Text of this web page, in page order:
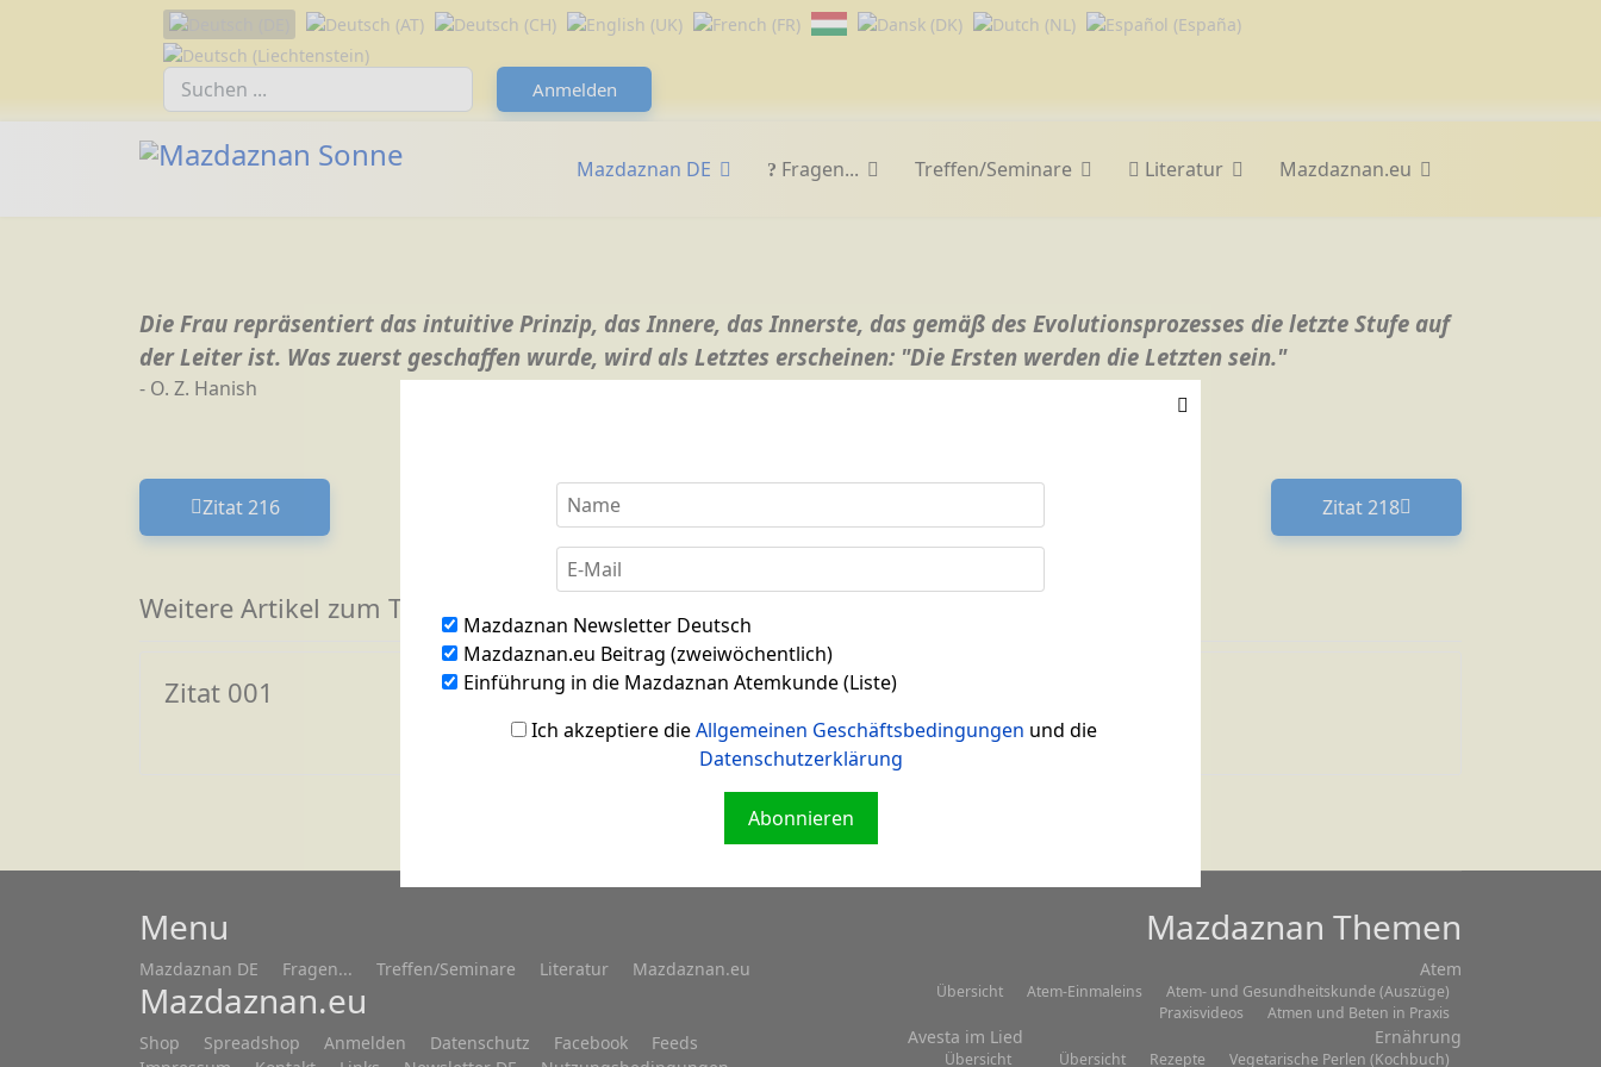
Mazdaznan Newsletter Deutsch
Mazdaznan.eu Beitrag (zweiwöchentlich)
Einführung in die Mazdaznan Atemkunde (Liste)
Ich akzeptiere dieAllgemeinen Geschäftsbedingungen und die
Datenschutzerklärung
Abonnieren
Sprache auswählen
Suchfeld
Anmelden
Mazdaznan DE Fragen... Treffen/Seminare Literatur Mazdaznan.eu
Die Frau repräsentiert das intuitive Prinzip, das Innere, das Innerste, das gemäß des Evolutionsprozesses die letzte Stufe auf
der Leiter ist. Was zuerst geschaffen wurde, wird als Letztes erscheinen: "Die Ersten werden die Letzten sein."
- O. Z. Hanish
Vorheriger Beitrag: Zitat 216
Zitat 216 Nächster Beitrag: Zitat
Zitat 218
Weitere Artikel zum Thema
Zitat 001 Zitat 002
Menu
Mazdaznan DE Fragen... Treffen/Seminare Literatur Mazdaznan.eu
Mazdaznan.eu
Shop Spreadshop Anmelden Datenschutz Facebook
Feeds
Mazdaznan Themen
Atem
Übersicht Atem-Einmaleins
Atem- und Gesundheitskunde (Auszüge)
Praxisvideos
Atmen und Beten in Praxis
Avesta im Lied
Übersicht
Ernährung
Übersicht Rezepte Vegetarische Perlen (Kochbuch)